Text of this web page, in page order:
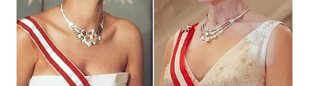
PURWAKARTA
WN
PRIANGAN
TIMUR